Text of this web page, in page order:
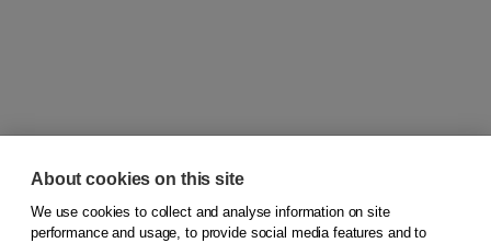
© 2026Koninklijke Boom uitgevers
About cookies on this site
We use cookies to collect and analyse information on site
performance and usage, to provide social media features and to